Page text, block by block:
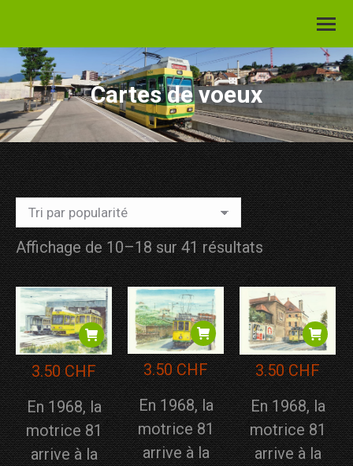
Cartes de voeux
Affichage de 10–18 sur 41 résultatsTrié
par
popularité
3.50CHF
En 1968, la
motrice 81
arrive à la
3.50CHF
En 1968, la
motrice 81
arrive à la
3.50CHF
En 1968, la
motrice 81
arrive à la